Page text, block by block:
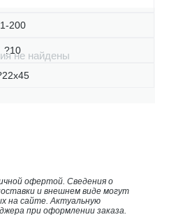
1-200
?10не найдены
офертой. Сведения о
и внешнем виде могут
на сайте. Актуальную
при оформлении заказа.